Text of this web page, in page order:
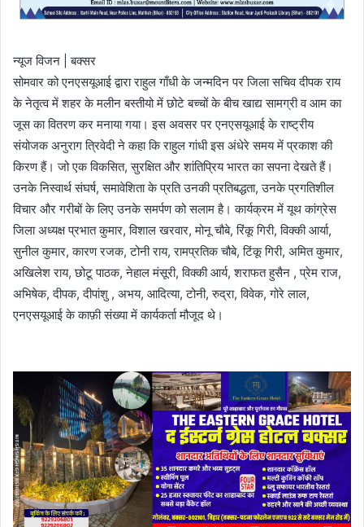
न्यूज विजन | बक्सर
सोमवार को एनएसयूआई द्वारा राहुल गाँधी के जन्मदिन पर जिला सचिव दीपक राय
के नेतृत्व में शहर के मलीन बस्तीयो में छोटे बच्चों के बीच खाद्य सामग्री व आम का
जूस का वितरण कर मनाया गया। इस अवसर पर एनएसयूआई के राष्ट्रीय
संयोजक अनुराग त्रिवेदी ने कहा कि राहुल गांधी इस अंधेरे समय में प्रकाश की
किरण हैं। जो एक विकसित, सुरक्षित और शांतिप्रिय भारत का सपना देखते हैं।
उनके निस्वार्थ संघर्ष, समावेशिता के प्रति उनकी प्रतिबद्धता, उनके प्रगतिशील
विचार और गरीबों के लिए उनके समर्पण को सलाम है। कार्यक्रम में यूथ कांग्रेस
जिला अध्यक्ष प्रभात कुमार, विशाल खरवार, मोनू चौबे, रिंकू गिरी, विक्की आर्या,
सुनील कुमार, कारण रजक, टोनी राय, रामप्रतिक चौबे, टिंकू गिरी, अमित कुमार,
अखिलेश राय, छोटू पाठक, नेहाल मंसूरी, विक्की आर्य, शराफत हुसैन , प्रेम राज,
अभिषेक, दीपक, दीपांशु , अभय, आदित्या, टोनी, रुद्रा, विवेक, गोरे लाल,
एनएसयूआई के काफ़ी संख्या में कार्यकर्ता मौजूद थे।